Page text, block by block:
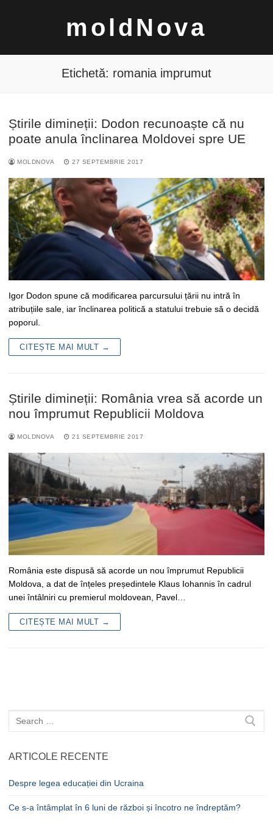
moldNova
Caută
Etichetă: romania imprumut
Știrile dimineții: Dodon recunoaște că nu
poate anula înclinarea Moldovei spre UE
MOLDNOVA 27 SEPTEMBRIE 2017
Igor Dodon spune că modificarea parcursului țării nu intră în
atribuțiile sale, iar înclinarea politică a statului trebuie să o decidă
poporul.
CITEȘTE MAI MULT →
Știrile dimineții: România vrea să acorde un
nou împrumut Republicii Moldova
MOLDNOVA 21 SEPTEMBRIE 2017
România este dispusă să acorde un nou împrumut Republicii
Moldova, a dat de înțeles președintele Klaus Iohannis în cadrul
unei întâlniri cu premierul moldovean, Pavel…
CITEȘTE MAI MULT →
Caută
după:
ARTICOLE RECENTE
Despre legea educației din Ucraina
Ce s-a întâmplat în 6 luni de război și încotro ne îndreptăm?